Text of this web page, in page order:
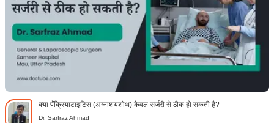
क्या पैंक्रियाटाइटिस (अग्नाशयशोथ) केवल सर्जरी से ठीक हो सकती है?
Dr. Sarfraz Ahmad